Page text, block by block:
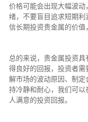
价格可能会出现大幅波
绪，不要盲目追求短期
信长期投资贵金属的价值
总的来说，贵金属投资
得良好的回报，投资者
解市场的波动原因、制
持冷静和耐心，我们可
人满意的投资回报。